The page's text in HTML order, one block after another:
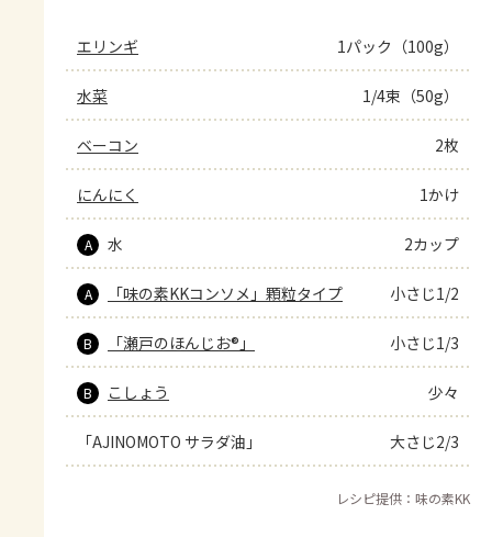
エリンギ 1パック（100g）
水菜 1/4束（50g）
ベーコン 2枚
にんにく 1かけ
A 水 2カップ
A 「味の素KKコンソメ」顆粒タイプ 小さじ1/2
B 「瀬戸のほんじお®」 小さじ1/3
B こしょう 少々
「AJINOMOTO サラダ油」 大さじ2/3
レシピ提供：味の素KK